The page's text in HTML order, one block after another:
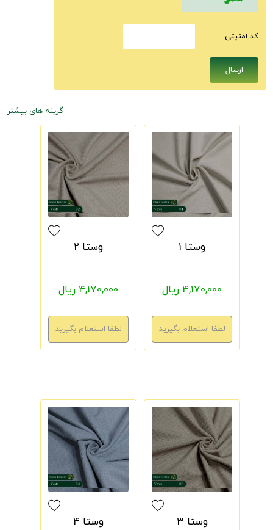
كد امنيتى
گزینه های بیشتر
وستا 1
4,170,000 ریال
وستا 2
4,170,000 ریال
وستا 3 وستا 4